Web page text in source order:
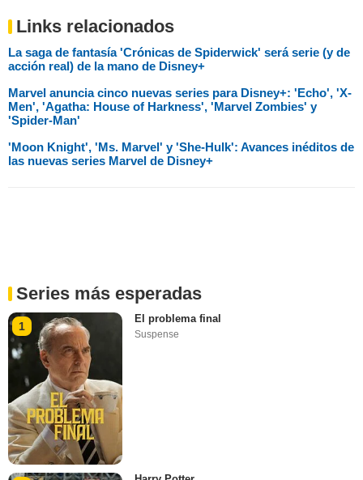
Links relacionados
La saga de fantasía 'Crónicas de Spiderwick' será serie (y de
acción real) de la mano de Disney+
Marvel anuncia cinco nuevas series para Disney+: 'Echo', 'X-
Men', 'Agatha: House of Harkness', 'Marvel Zombies' y
'Spider-Man'
'Moon Knight', 'Ms. Marvel' y 'She-Hulk': Avances inéditos de
las nuevas series Marvel de Disney+
Series más esperadas
1
El problema final
Suspense